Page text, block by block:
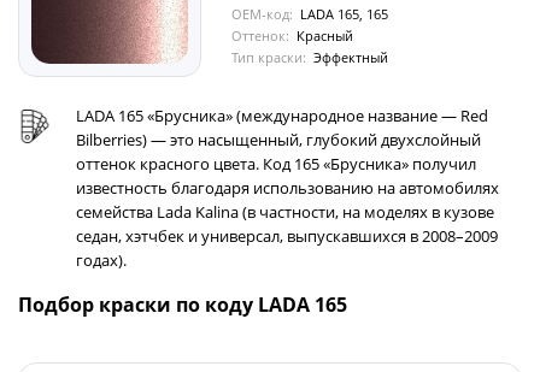
OEM-код: LADA 165, 165
Оттенок: Красный
Тип краски: Эффектный
LADA 165 «Брусника» (международное название — Red
Bilberries) — это насыщенный, глубокий двухслойный
оттенок красного цвета. Код 165 «Брусника» получил
известность благодаря использованию на автомобилях
семейства Lada Kalina (в частности, на моделях в кузове
седан, хэтчбек и универсал, выпускавшихся в 2008–2009
годах).
Подбор краски по коду LADA 165